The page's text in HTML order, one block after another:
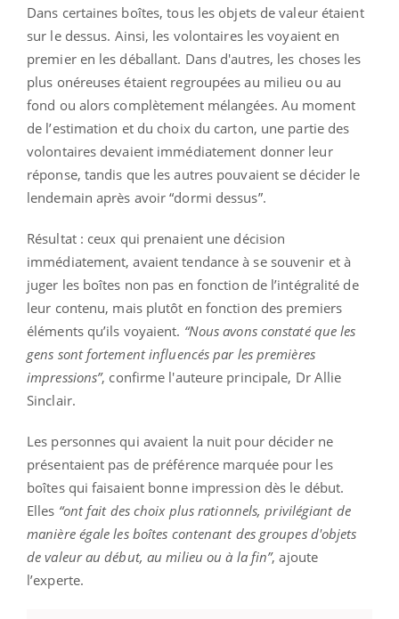
Dans certaines boîtes, tous les objets de valeur étaient
sur le dessus. Ainsi, les volontaires les voyaient en
premier en les déballant. Dans d'autres, les choses les
plus onéreuses étaient regroupées au milieu ou au
fond ou alors complètement mélangées. Au moment
de l’estimation et du choix du carton, une partie des
volontaires devaient immédiatement donner leur
réponse, tandis que les autres pouvaient se décider le
lendemain après avoir “dormi dessus”.
Résultat : ceux qui prenaient une décision
immédiatement, avaient tendance à se souvenir et à
juger les boîtes non pas en fonction de l’intégralité de
leur contenu, mais plutôt en fonction des premiers
éléments qu’ils voyaient. “Nous avons constaté que les
gens sont fortement influencés par les premières
impressions”, confirme l'auteure principale, Dr Allie
Sinclair.
Les personnes qui avaient la nuit pour décider ne
présentaient pas de préférence marquée pour les
boîtes qui faisaient bonne impression dès le début.
Elles “ont fait des choix plus rationnels, privilégiant de
manière égale les boîtes contenant des groupes d'objets
de valeur au début, au milieu ou à la fin”, ajoute
l’experte.